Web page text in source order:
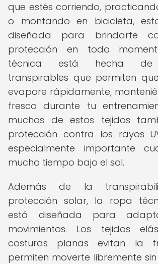
que estés corriendo,
o montando en bicicleta,
diseñada para brindarte
protección en todo
técnica está hecha de
transpirables que permiten
evapore rápidamente,
fresco durante tu
muchos de estos tejidos
protección contra los rayos
especialmente importante
mucho tiempo bajo el sol.
Además de la
protección solar, la ropa
está diseñada para
movimientos. Los tejidos
costuras planas evitan la
permiten moverte libremente sin